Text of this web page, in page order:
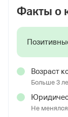
Факты о
Возраст
Больше 3
Не